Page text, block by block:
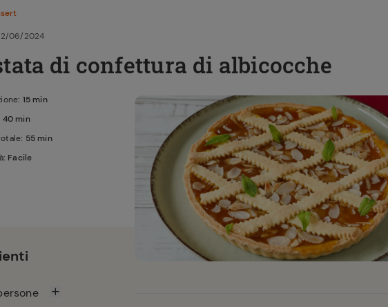
06/2024
di confettura di albicocche
: 15 min
40 min
: 55 min
: Facile